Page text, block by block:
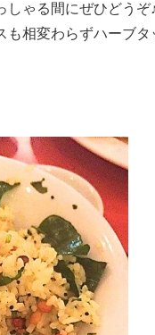
しゃる間にぜひどうぞ
も相変わらずハーブ